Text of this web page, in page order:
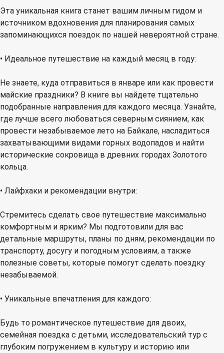
Эта уникальная книга станет вашим личным гидом и
источником вдохновения для планирования самых
запоминающихся поездок по нашей невероятной стране.
• Идеальное путешествие на каждый месяц в году:
Не знаете, куда отправиться в январе или как провести
майские праздники? В книге вы найдете тщательно
подобранные направления для каждого месяца. Узнайте,
где лучше всего любоваться северным сиянием, как
провести незабываемое лето на Байкале, насладиться
захватывающими видами горных водопадов и найти
исторические сокровища в древних городах Золотого
кольца.
• Лайфхаки и рекомендации внутри:
Стремитесь сделать свое путешествие максимально
комфортным и ярким? Мы подготовили для вас
детальные маршруты, планы по дням, рекомендации по
транспорту, досугу и погодным условиям, а также
полезные советы, которые помогут сделать поездку
незабываемой.
• Уникальные впечатления для каждого:
Будь то романтическое путешествие для двоих,
семейная поездка с детьми, исследовательский тур с
глубоким погружением в культуру и историю или